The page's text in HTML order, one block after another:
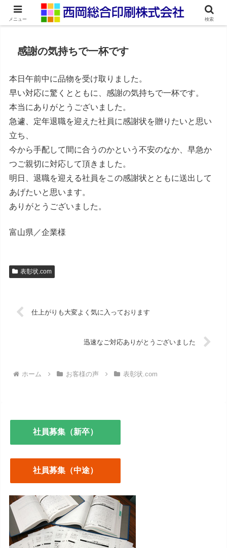
ネット印刷通販・オンデマンド印刷
感謝の気持ちで一杯です
本日午前中に品物を受け取りました。
早い対応に驚くとともに、感謝の気持ちで一杯です。
本当にありがとうございました。
急遽、定年退職を迎えた社員に感謝状を贈りたいと思い
立ち、
今から手配して間に合うのかという不安のなか、早急か
つご親切に対応して頂きました。
明日、退職を迎える社員をこの感謝状とともに送出して
あげたいと思います。
ありがとうございました。
富山県／企業様
表彰状.com
仕上がりも大変よく気に入っております
迅速なご対応ありがとうございました
ホーム お客様の声 表彰状.com
社員募集（新卒）
社員募集（中途）
メニュー 検索